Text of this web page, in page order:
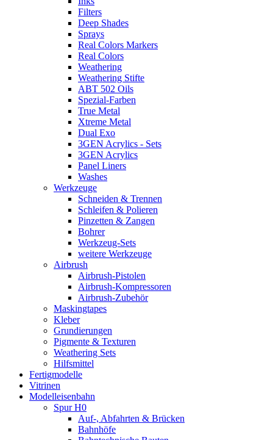
Filters
Deep Shades
Sprays
Real Colors Markers
Real Colors
Weathering
Weathering Stifte
ABT 502 Oils
Spezial-Farben
True Metal
Xtreme Metal
Dual Exo
3GEN Acrylics - Sets
3GEN Acrylics
Panel Liners
Washes
Werkzeuge
Schneiden & Trennen
Schleifen & Polieren
Pinzetten & Zangen
Bohrer
Werkzeug-Sets
weitere Werkzeuge
Airbrush
Airbrush-Pistolen
Airbrush-Kompressoren
Airbrush-Zubehör
Maskingtapes
Kleber
Grundierungen
Pigmente & Texturen
Weathering Sets
Hilfsmittel
Fertigmodelle
Vitrinen
Modelleisenbahn
Spur H0
Auf-, Abfahrten & Brücken
Bahnhöfe